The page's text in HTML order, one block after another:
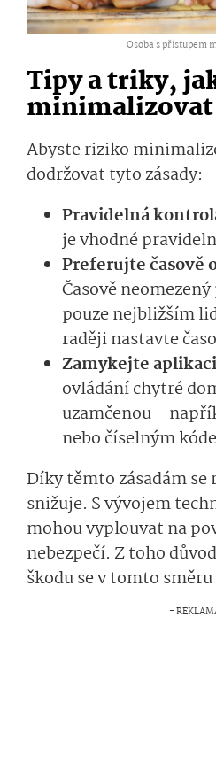
Osoba s přístupem
Tipy a triky,
minimalizovat
Abyste riziko
dodržovat tyto zásady:
Pravidelná
je vhodné
Preferujte časově
Časově
pouze nejbližším
raději nastavte
Zamykejte
ovládání chytré
uzamčenou –
nebo číselným
Díky těmto zásadám
snižuje. S vývojem
mohou vyplouvat na
nebezpečí. Z toho
škodu se v tomto